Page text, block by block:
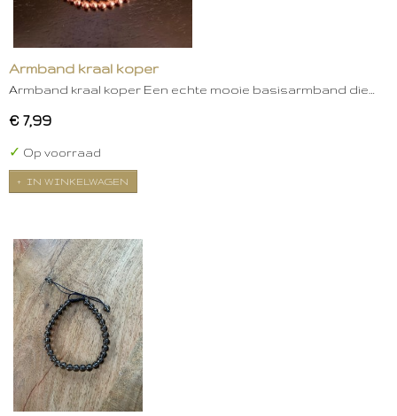
Armband kraal koper
Armband kraal koper Een echte mooie basisarmband die…
€ 7,99
✓ Op voorraad
IN WINKELWAGEN